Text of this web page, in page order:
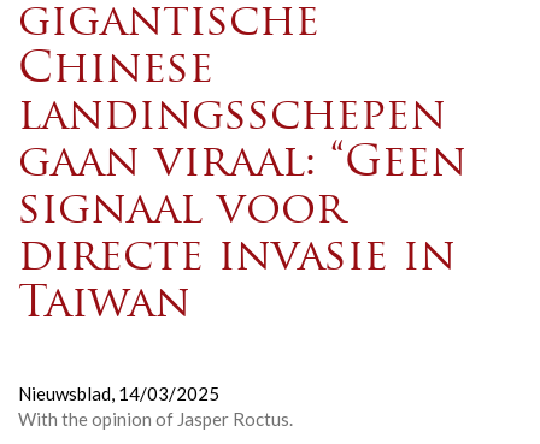
gigantische
Chinese
landingsschepen
gaan viraal: “Geen
signaal voor
directe invasie in
Taiwan
Nieuwsblad, 14/03/2025
With the opinion of Jasper Roctus.